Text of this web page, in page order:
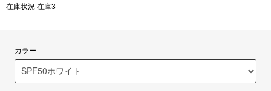
在庫状況 在庫3
カラー